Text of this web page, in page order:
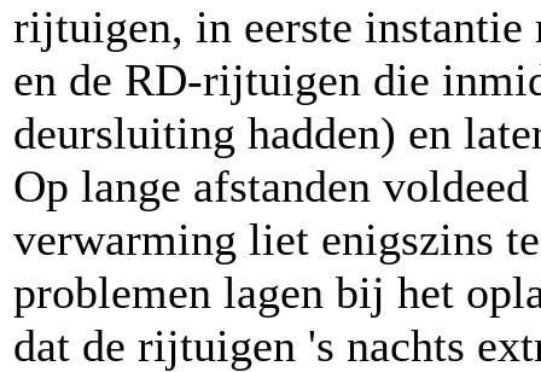
rijtuigen, in eerste
en de RD-rijtuigen die
deursluiting hadden) en
Op lange afstanden
verwarming liet enigszins
problemen lagen bij het
dat de rijtuigen 's nachts